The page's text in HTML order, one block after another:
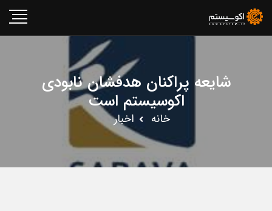
شایعه پراکنان هدفشان نابودی
اکوسیستم است
خانه اخبار